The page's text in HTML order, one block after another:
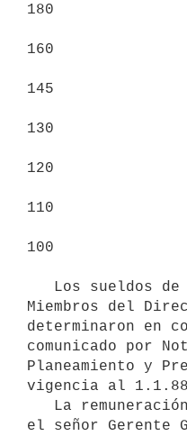
180
160
145
130
120
110
100
Miembros del
determinaron en
comunicado por
Planeamiento y
vigencia al
el señor Gerente